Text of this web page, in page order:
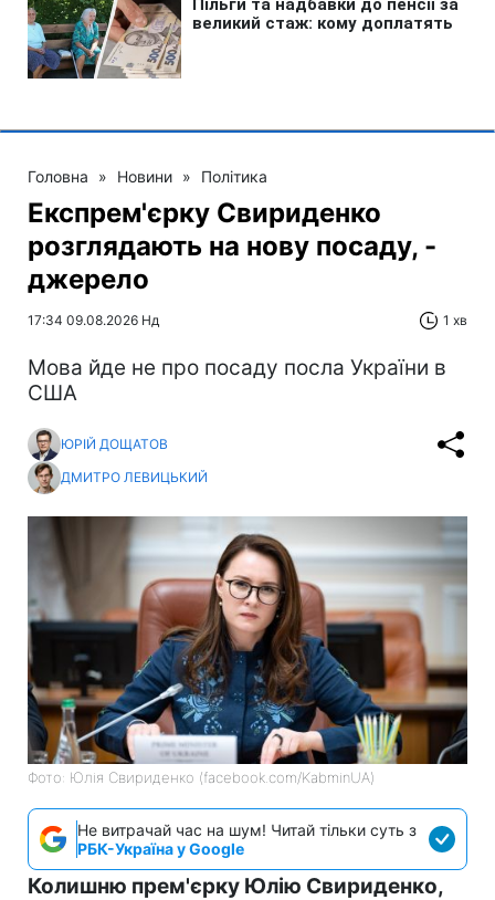
Головна » Новини » Політика
Експрем'єрку Свириденко
розглядають на нову посаду, -
джерело
17:34 09.08.2026 Нд 1 хв
Мова йде не про посаду посла України в
США
ЮРІЙ ДОЩАТОВ
ДМИТРО ЛЕВИЦЬКИЙ
Фото: Юлія Свириденко (facebook.com/KabminUA)
Не витрачай час на шум! Читай тільки суть з
РБК-Україна у Google
Колишню прем'єрку Юлію Свириденко,